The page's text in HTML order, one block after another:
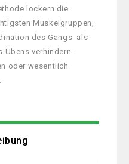
lockern die
Muskelgruppen,
des Gangs als
verhindern.
oder wesentlich